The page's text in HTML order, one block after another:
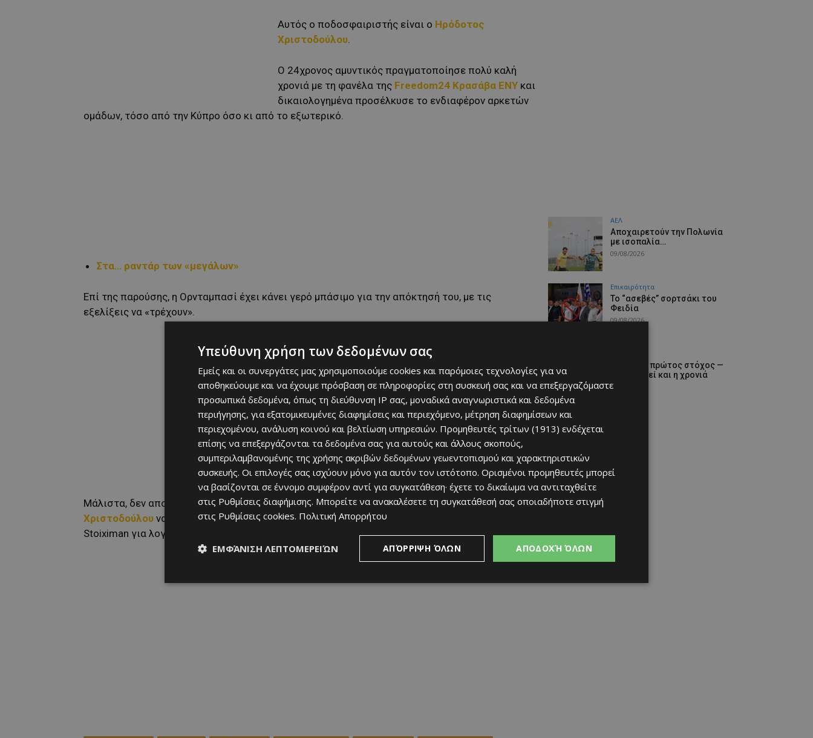
Αυτός ο ποδοσφαιριστής είναι ο Ηρόδοτος
Χριστοδούλου
Ο 24χρονος αμυντικός πραγματοποίησε πολύ καλή
χρονιά με τη φανέλα της Freedom24 Κρασάβα ΕΝΥ και
δικαιολογημένα προσέλκυσε το ενδιαφέρον αρκετών
ομάδων, τόσο από την Κύπρο όσο κι από το εξωτερικό.
Στα… ραντάρ των «μεγάλων»
Επί της παρούσης, η Ορνταμπασί έχει κάνει γερό μπάσιμο για την απόκτησή του, με τις
εξελίξεις να «τρέχουν».
Μάλιστα, δεν αποκλείεται μέσα στις επόμενες μέρες να προκύψει και οριστική συμφωνία και ο
Χριστοδούλου να αποτελέσει τον τρίτο ποδοσφαιριστή που θα αφήσει τη Cyprus League by
Stoiximan για λογαριασμό της ομάδας από το Καζακστάν.
ΑΕΛ
Aποχαιρετούν την Πολωνία
με ισοπαλία…
09/08/2026
Επικαιρότητα
Το “ασεβές” σορτσάκι του
Φειδία
09/08/2026
Χάθηκε ο πρώτος στόχος —
να μη χαθεί και η χρονιά
09/08/2026
Υπεύθυνη χρήση των δεδομένων σας
Εμείς και οι συνεργάτες μας χρησιμοποιούμε cookies και παρόμοιες τεχνολογίες για να
αποθηκεύουμε και να έχουμε πρόσβαση σε πληροφορίες στη συσκευή σας και να επεξεργαζόμαστε
προσωπικά δεδομένα, όπως τη διεύθυνση IP σας, μοναδικά αναγνωριστικά και δεδομένα
περιήγησης, για εξατομικευμένες διαφημίσεις και περιεχόμενο, μέτρηση διαφημίσεων και
περιεχομένου, ανάλυση κοινού και βελτίωση υπηρεσιών. Προμηθευτές τρίτων (1913) ενδέχεται
επίσης να επεξεργάζονται τα δεδομένα σας για αυτούς και άλλους σκοπούς,
συμπεριλαμβανομένης της χρήσης ακριβών δεδομένων γεωεντοπισμού και χαρακτηριστικών
συσκευής. Οι επιλογές σας ισχύουν μόνο για αυτόν τον ιστότοπο. Ορισμένοι προμηθευτές μπορεί
να βασίζονται σε έννομο συμφέρον αντί για συγκατάθεση· έχετε το δικαίωμα να αντιταχθείτε
στις Ρυθμίσεις διαφήμισης. Μπορείτε να ανακαλέσετε τη συγκατάθεσή σας οποιαδήποτε στιγμή
στις Ρυθμίσεις cookies. Πολιτική Απορρήτου
ΑΠΟΔΟΧΉ ΌΛΩΝ
ΑΠΌΡΡΙΨΗ ΌΛΩΝ
ΕΜΦΆΝΙΣΗ ΛΕΠΤΟΜΕΡΕΙΏΝ